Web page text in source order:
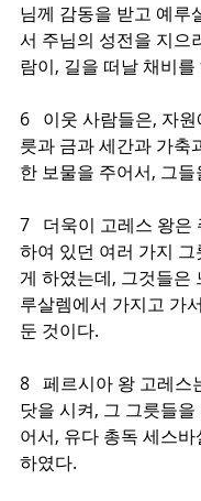
님께 감동을 받고 예루
서 주님의 성전을 지으
람이, 길을 떠날 채비를
6   이웃 사람들은, 자
릇과 금과 세간과 가축
한 보물을 주어서, 그들
7   더욱이 고레스 왕
하여 있던 여러 가지
게 하였는데, 그것들은
루살렘에서 가지고 가
둔 것이다.
8   페르시아 왕 고레
닷을 시켜, 그 그릇들
어서, 유다 총독 세스
하였다.